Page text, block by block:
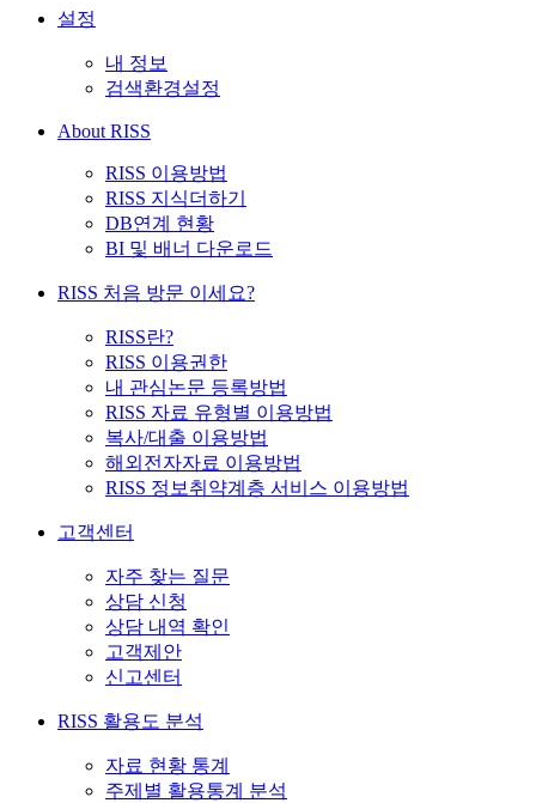
설정
내 정보
검색환경설정
About RISS
RISS 이용방법
RISS 지식더하기
DB연계 현황
BI 및 배너 다운로드
RISS 처음 방문 이세요?
RISS란?
RISS 이용권한
내 관심논문 등록방법
RISS 자료 유형별 이용방법
복사/대출 이용방법
해외전자자료 이용방법
RISS 정보취약계층 서비스 이용방법
고객센터
자주 찾는 질문
상담 신청
상담 내역 확인
고객제안
신고센터
RISS 활용도 분석
자료 현황 통계
주제별 활용통계 분석